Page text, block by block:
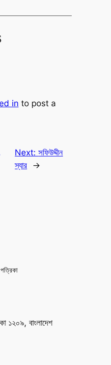
in to post a
Next:সফিউদ্দীন
স্যার
→
১২০৯, বাংলাদেশ